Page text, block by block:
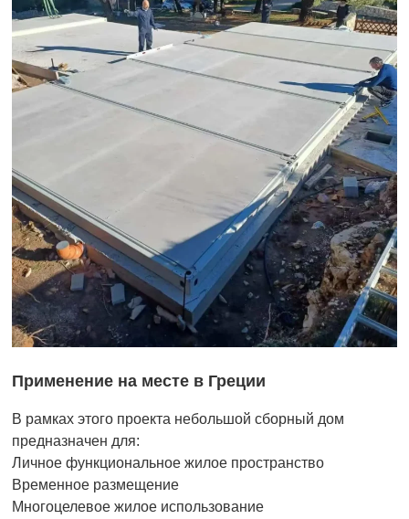
Применение на месте в Греции
В рамках этого проекта небольшой сборный дом
предназначен для:
Личное функциональное жилое пространство
Временное размещение
Многоцелевое жилое использование